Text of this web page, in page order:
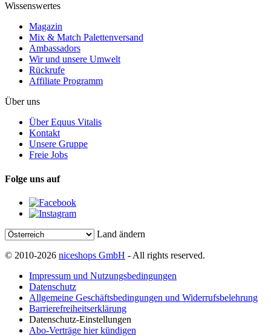
Wissenswertes
Magazin
Mix & Match Palettenversand
Ambassadors
Wir und unsere Umwelt
Rückrufe
Affiliate Programm
Über uns
Über Equus Vitalis
Kontakt
Unsere Gruppe
Freie Jobs
Folge uns auf
Land ändern
© 2010-2026 niceshops GmbH - All rights reserved.
Impressum und Nutzungsbedingungen
Datenschutz
Allgemeine Geschäftsbedingungen und Widerrufsbelehrung
Barrierefreiheitserklärung
Datenschutz-Einstellungen
Abo-Verträge hier kündigen